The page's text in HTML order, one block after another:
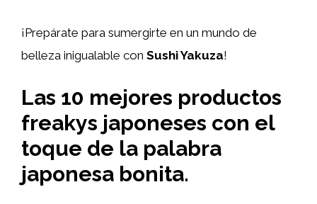
¡Prepárate para sumergirte en un mundo de
belleza inigualable con Sushi Yakuza!
Las 10 mejores productos
freakys japoneses con el
toque de la palabra
japonesa bonita.